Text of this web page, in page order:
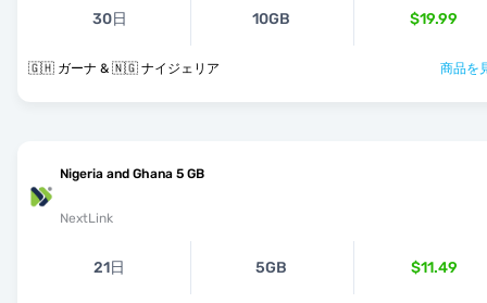
30日 10GB $19.99
🇬🇭 ガーナ & 🇳🇬 ナイジェリア 商品を
Nigeria and Ghana 5 GB
NextLink
21日 5GB $11.49